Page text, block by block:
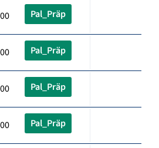
Pal_Präp
Pal_Präp
Pal_Präp
Pal_Präp